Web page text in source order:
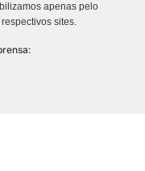
apenas pelo
respectivos sites.